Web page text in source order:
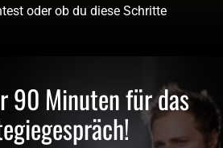
oder ob du diese Schritte
90 Minuten für das